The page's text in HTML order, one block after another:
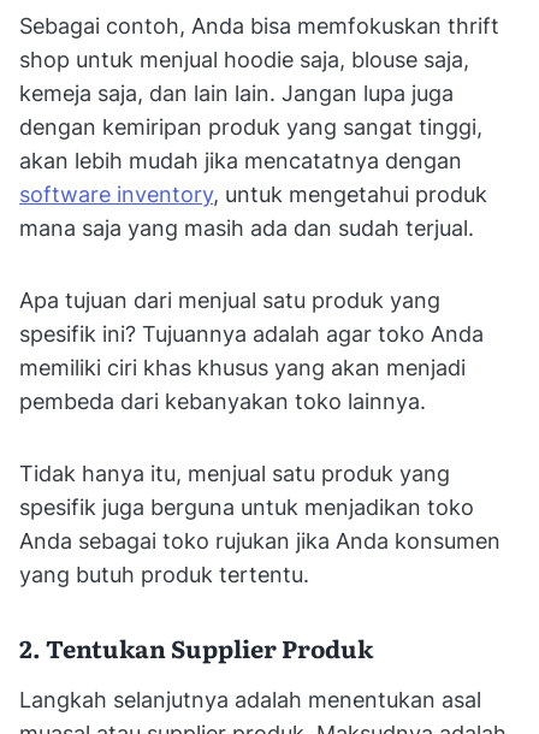
Sebagai contoh, Anda bisa memfokuskan thrift
shop untuk menjual hoodie saja, blouse saja,
kemeja saja, dan lain lain. Jangan lupa juga
dengan kemiripan produk yang sangat tinggi,
akan lebih mudah jika mencatatnya dengan
software inventory, untuk mengetahui produk
mana saja yang masih ada dan sudah terjual.
Apa tujuan dari menjual satu produk yang
spesifik ini? Tujuannya adalah agar toko Anda
memiliki ciri khas khusus yang akan menjadi
pembeda dari kebanyakan toko lainnya.
Tidak hanya itu, menjual satu produk yang
spesifik juga berguna untuk menjadikan toko
Anda sebagai toko rujukan jika Anda konsumen
yang butuh produk tertentu.
2. Tentukan Supplier Produk
Langkah selanjutnya adalah menentukan asal